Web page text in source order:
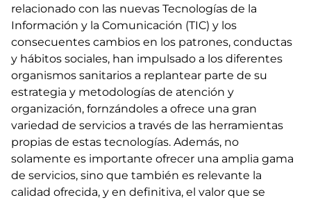
relacionado con las nuevas Tecnologías de la
Información y la Comunicación (TIC) y los
consecuentes cambios en los patrones, conductas
y hábitos sociales, han impulsado a los diferentes
organismos sanitarios a replantear parte de su
estrategia y metodologías de atención y
organización, fornzándoles a ofrece una gran
variedad de servicios a través de las herramientas
propias de estas tecnologías. Además, no
solamente es importante ofrecer una amplia gama
de servicios, sino que también es relevante la
calidad ofrecida, y en definitiva, el valor que se